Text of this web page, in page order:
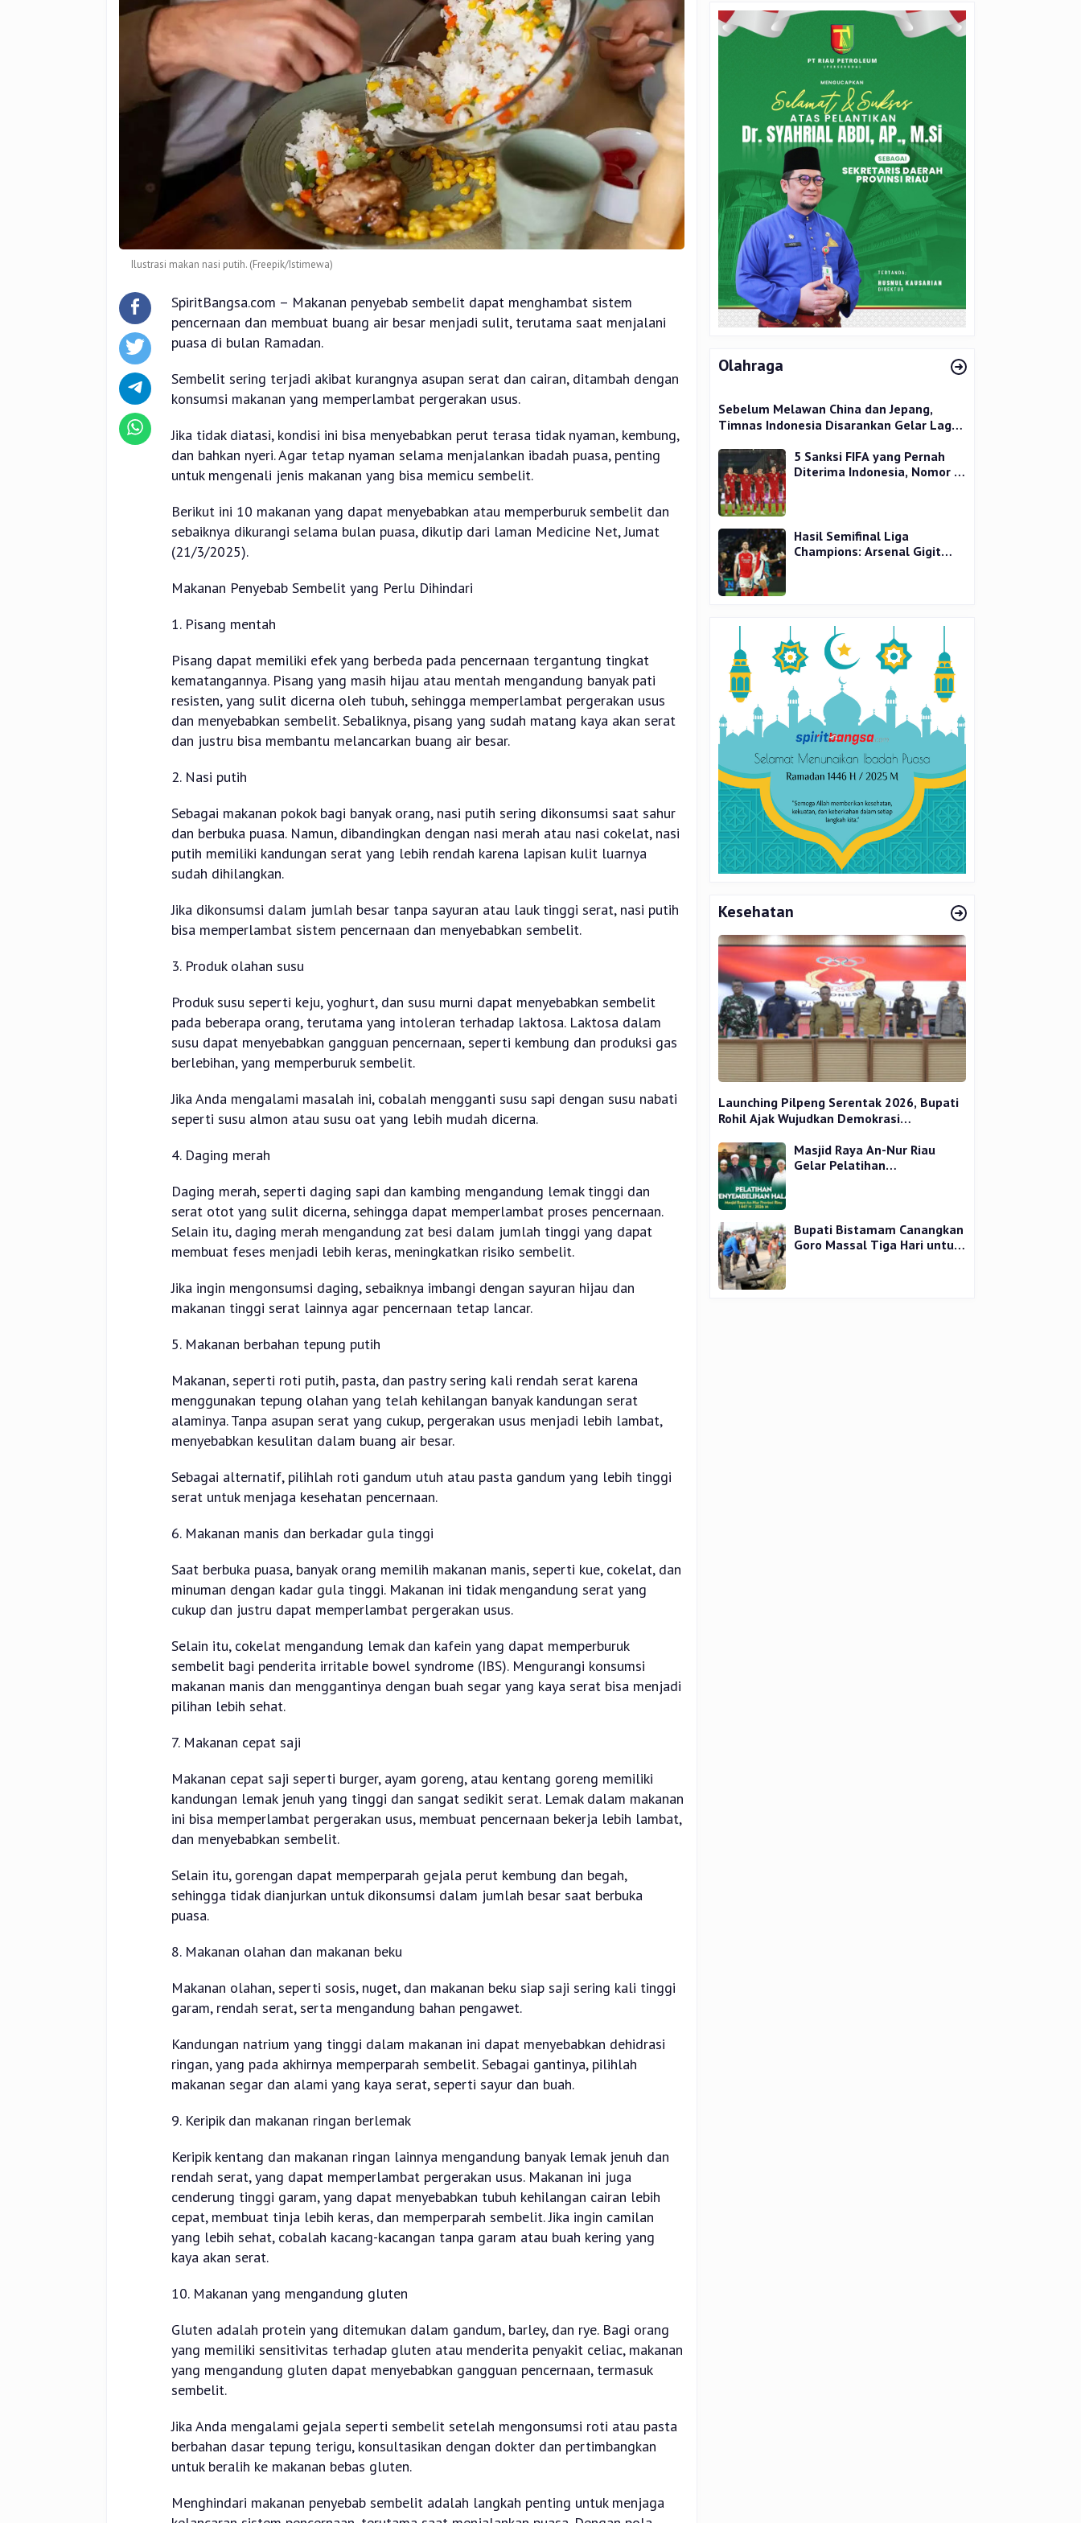
Ilustrasi makan nasi putih. (Freepik/Istimewa)
SpiritBangsa.com – Makanan penyebab sembelit dapat menghambat sistem
pencernaan dan membuat buang air besar menjadi sulit, terutama saat menjalani
puasa di bulan Ramadan.
Sembelit sering terjadi akibat kurangnya asupan serat dan cairan, ditambah dengan
konsumsi makanan yang memperlambat pergerakan usus.
Jika tidak diatasi, kondisi ini bisa menyebabkan perut terasa tidak nyaman, kembung,
dan bahkan nyeri. Agar tetap nyaman selama menjalankan ibadah puasa, penting
untuk mengenali jenis makanan yang bisa memicu sembelit.
Berikut ini 10 makanan yang dapat menyebabkan atau memperburuk sembelit dan
sebaiknya dikurangi selama bulan puasa, dikutip dari laman Medicine Net, Jumat
(21/3/2025).
Makanan Penyebab Sembelit yang Perlu Dihindari
1. Pisang mentah
Pisang dapat memiliki efek yang berbeda pada pencernaan tergantung tingkat
kematangannya. Pisang yang masih hijau atau mentah mengandung banyak pati
resisten, yang sulit dicerna oleh tubuh, sehingga memperlambat pergerakan usus
dan menyebabkan sembelit. Sebaliknya, pisang yang sudah matang kaya akan serat
dan justru bisa membantu melancarkan buang air besar.
2. Nasi putih
Sebagai makanan pokok bagi banyak orang, nasi putih sering dikonsumsi saat sahur
dan berbuka puasa. Namun, dibandingkan dengan nasi merah atau nasi cokelat, nasi
putih memiliki kandungan serat yang lebih rendah karena lapisan kulit luarnya
sudah dihilangkan.
Jika dikonsumsi dalam jumlah besar tanpa sayuran atau lauk tinggi serat, nasi putih
bisa memperlambat sistem pencernaan dan menyebabkan sembelit.
3. Produk olahan susu
Produk susu seperti keju, yoghurt, dan susu murni dapat menyebabkan sembelit
pada beberapa orang, terutama yang intoleran terhadap laktosa. Laktosa dalam
susu dapat menyebabkan gangguan pencernaan, seperti kembung dan produksi gas
berlebihan, yang memperburuk sembelit.
Jika Anda mengalami masalah ini, cobalah mengganti susu sapi dengan susu nabati
seperti susu almon atau susu oat yang lebih mudah dicerna.
4. Daging merah
Daging merah, seperti daging sapi dan kambing mengandung lemak tinggi dan
serat otot yang sulit dicerna, sehingga dapat memperlambat proses pencernaan.
Selain itu, daging merah mengandung zat besi dalam jumlah tinggi yang dapat
membuat feses menjadi lebih keras, meningkatkan risiko sembelit.
Jika ingin mengonsumsi daging, sebaiknya imbangi dengan sayuran hijau dan
makanan tinggi serat lainnya agar pencernaan tetap lancar.
5. Makanan berbahan tepung putih
Makanan, seperti roti putih, pasta, dan pastry sering kali rendah serat karena
menggunakan tepung olahan yang telah kehilangan banyak kandungan serat
alaminya. Tanpa asupan serat yang cukup, pergerakan usus menjadi lebih lambat,
menyebabkan kesulitan dalam buang air besar.
Sebagai alternatif, pilihlah roti gandum utuh atau pasta gandum yang lebih tinggi
serat untuk menjaga kesehatan pencernaan.
6. Makanan manis dan berkadar gula tinggi
Saat berbuka puasa, banyak orang memilih makanan manis, seperti kue, cokelat, dan
minuman dengan kadar gula tinggi. Makanan ini tidak mengandung serat yang
cukup dan justru dapat memperlambat pergerakan usus.
Selain itu, cokelat mengandung lemak dan kafein yang dapat memperburuk
sembelit bagi penderita irritable bowel syndrome (IBS). Mengurangi konsumsi
makanan manis dan menggantinya dengan buah segar yang kaya serat bisa menjadi
pilihan lebih sehat.
7. Makanan cepat saji
Makanan cepat saji seperti burger, ayam goreng, atau kentang goreng memiliki
kandungan lemak jenuh yang tinggi dan sangat sedikit serat. Lemak dalam makanan
ini bisa memperlambat pergerakan usus, membuat pencernaan bekerja lebih lambat,
dan menyebabkan sembelit.
Selain itu, gorengan dapat memperparah gejala perut kembung dan begah,
sehingga tidak dianjurkan untuk dikonsumsi dalam jumlah besar saat berbuka
puasa.
8. Makanan olahan dan makanan beku
Makanan olahan, seperti sosis, nuget, dan makanan beku siap saji sering kali tinggi
garam, rendah serat, serta mengandung bahan pengawet.
Kandungan natrium yang tinggi dalam makanan ini dapat menyebabkan dehidrasi
ringan, yang pada akhirnya memperparah sembelit. Sebagai gantinya, pilihlah
makanan segar dan alami yang kaya serat, seperti sayur dan buah.
9. Keripik dan makanan ringan berlemak
Keripik kentang dan makanan ringan lainnya mengandung banyak lemak jenuh dan
rendah serat, yang dapat memperlambat pergerakan usus. Makanan ini juga
cenderung tinggi garam, yang dapat menyebabkan tubuh kehilangan cairan lebih
cepat, membuat tinja lebih keras, dan memperparah sembelit. Jika ingin camilan
yang lebih sehat, cobalah kacang-kacangan tanpa garam atau buah kering yang
kaya akan serat.
10. Makanan yang mengandung gluten
Gluten adalah protein yang ditemukan dalam gandum, barley, dan rye. Bagi orang
yang memiliki sensitivitas terhadap gluten atau menderita penyakit celiac, makanan
yang mengandung gluten dapat menyebabkan gangguan pencernaan, termasuk
sembelit.
Jika Anda mengalami gejala seperti sembelit setelah mengonsumsi roti atau pasta
berbahan dasar tepung terigu, konsultasikan dengan dokter dan pertimbangkan
untuk beralih ke makanan bebas gluten.
Menghindari makanan penyebab sembelit adalah langkah penting untuk menjaga
Olahraga
Sebelum Melawan China dan Jepang,
Timnas Indonesia Disarankan Gelar Laga
5 Sanksi FIFA yang Pernah
Diterima Indonesia, Nomor 1
Hasil Semifinal Liga
Champions: Arsenal Gigit
Kesehatan
Launching Pilpeng Serentak 2026, Bupati
Rohil Ajak Wujudkan Demokrasi
Masjid Raya An-Nur Riau
Gelar Pelatihan
Bupati Bistamam Canangkan
Goro Massal Tiga Hari untuk